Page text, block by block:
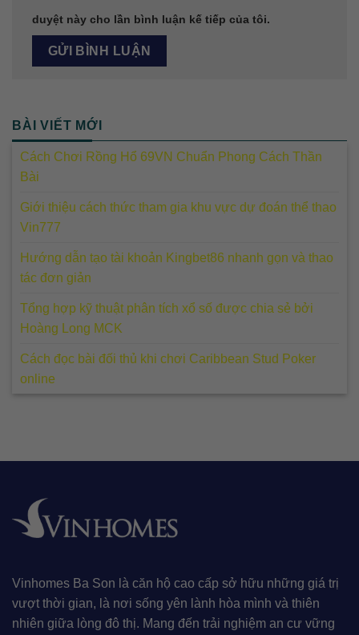
duyệt này cho lần bình luận kế tiếp của tôi.
BÀI VIẾT MỚI
Cách Chơi Rồng Hổ 69VN Chuẩn Phong Cách Thần
Bài
Giới thiệu cách thức tham gia khu vực dự đoán thể thao
Vin777
Hướng dẫn tạo tài khoản Kingbet86 nhanh gọn và thao
tác đơn giản
Tổng hợp kỹ thuật phân tích xổ số được chia sẻ bởi
Hoàng Long MCK
Cách đọc bài đối thủ khi chơi Caribbean Stud Poker
online
Vinhomes Ba Son là căn hộ cao cấp sở hữu những giá trị
vượt thời gian, là nơi sống yên lành hòa mình và thiên
nhiên giữa lòng đô thị. Mang đến trải nghiệm an cư vững